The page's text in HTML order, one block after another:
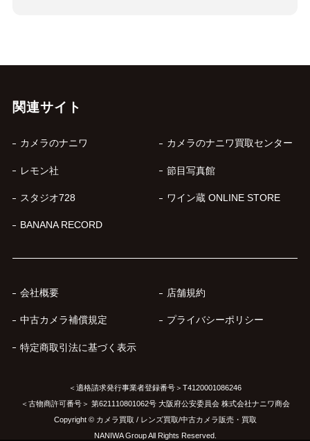
関連サイト
カメラのナニワ カメラのナニワ買取センター
レモン社 節目写真館
スタジオ728 ワイン蔵 ONLINE STORE
BANANA RECORD
会社概要 店舗規約
中古カメラ補償規定 プライバシーポリシー
特定商取引法に基づく表示
＜適格請求発行事業者登録番号＞T4120001086246
＜古物商許可番号＞ 第621110801062号 大阪府公安委員会 株式会社ナニワ商会
Copyright © カメラ買取 / レンズ買取/中古カメラ販売・買取
NANIWA Group All Rights Reserved.